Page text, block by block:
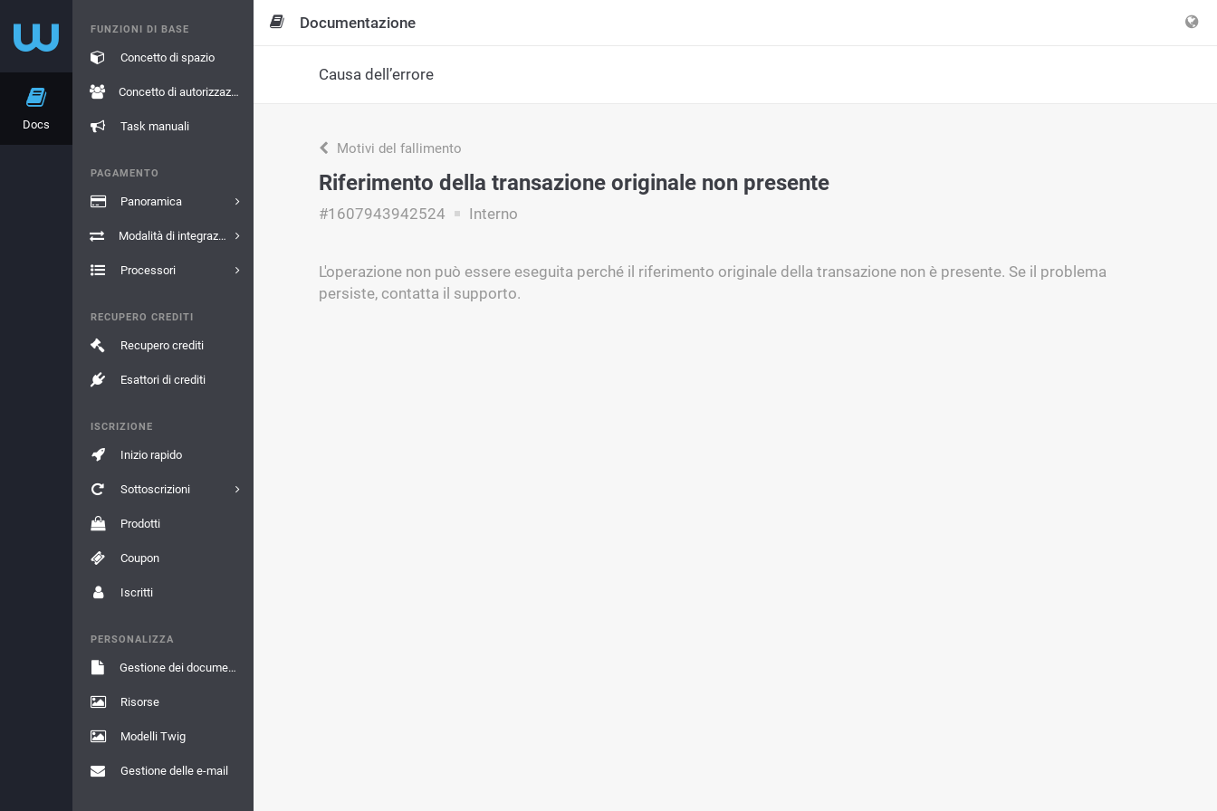
Docs
FUNZIONI DI BASE
Concetto di spazio
Concetto di autorizzazione
Task manuali
PAGAMENTO
Panoramica
Modalità di integrazione
Processori
RECUPERO CREDITI
Recupero crediti
Esattori di crediti
ISCRIZIONE
Inizio rapido
Sottoscrizioni
Prodotti
Coupon
Iscritti
PERSONALIZZA
Gestione dei documenti
Risorse
Modelli Twig
Gestione delle e-mail
Documentazione
Causa dell’errore
Motivi del fallimento
Riferimento della transazione originale non presente
#1607943942524 Interno
L'operazione non può essere eseguita perché il riferimento originale della transazione non è presente. Se il problema
persiste, contatta il supporto.